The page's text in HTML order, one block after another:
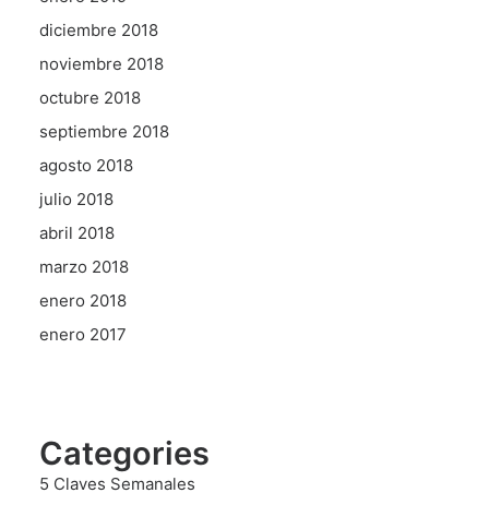
diciembre 2018
noviembre 2018
octubre 2018
septiembre 2018
agosto 2018
julio 2018
abril 2018
marzo 2018
enero 2018
enero 2017
Categories
5 Claves Semanales